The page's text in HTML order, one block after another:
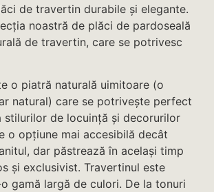
de travertin durabile și elegante.
noastră de plăci de pardoseală
de travertin, care se potrivesc
o piatră naturală uimitoare (o
natural) care se potrivește perfect
stilurilor de locuință și decorurilor
o opțiune mai accesibilă decât
dar păstrează în același timp
și exclusivist. Travertinul este
gamă largă de culori. De la tonuri